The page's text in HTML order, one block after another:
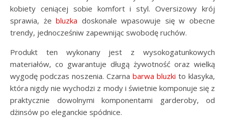
kobiety ceniącej sobie komfort i styl. Oversizowy krój
sprawia, żebluzka doskonale wpasowuje się w obecne
trendy, jednocześniw zapewnijąc swobodę ruchów.
Produkt ten wykonany jest z wysokogatunkowych
materiałów, co gwarantuje długą żywotność oraz wielką
wygodę podczas noszenia. Czarna barwa bluzki to klasyka,
która nigdy nie wychodzi z mody i świetnie komponuje się z
praktycznie dowolnymi komponentami garderoby, od
dżinsów po eleganckie spódnice.